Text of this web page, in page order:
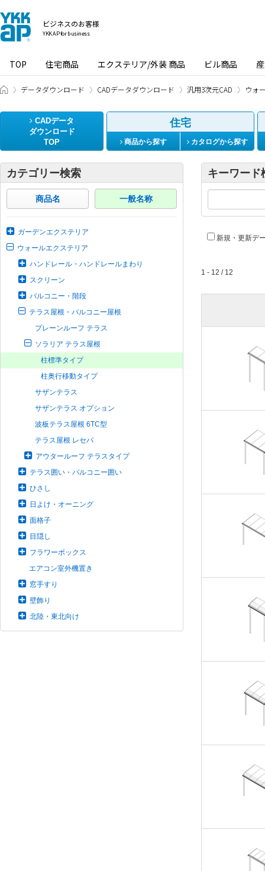
ビジネスのお客様
YKK AP for business
TOP 住宅商品 エクステリア/外装 商品 ビル商品
ビジネスのお客様 HOME
データダウンロード CADデータダウンロード 汎用3次元CAD ウォ
CADデータ
ダウンロード
TOP
住宅
商品から探す カタログから探す
カテゴリー検索
商品名 一般名称
ガーデンエクステリア
ウォールエクステリア
ハンドレール・ハンドレールまわり
スクリーン
バルコニー・階段
テラス屋根・バルコニー屋根
プレーンルーフ テラス
ソラリア テラス屋根
柱標準タイプ
柱奥行移動タイプ
サザンテラス
サザンテラス オプション
波板テラス屋根 6TC型
テラス屋根 レセパ
アウタールーフ テラスタイプ
テラス囲い・バルコニー囲い
ひさし
日よけ・オーニング
面格子
目隠し
フラワーボックス
エアコン室外機置き
窓手すり
壁飾り
北陸・東北向け
キーワード
新規・更新デ
1 - 12 / 12